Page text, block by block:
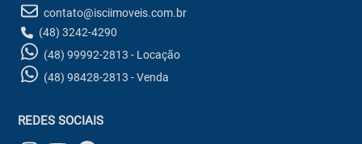
contato@isciimoveis.com.br
(48) 3242-4290
(48) 99992-2813 - Locação
(48) 98428-2813 - Venda
REDES SOCIAIS